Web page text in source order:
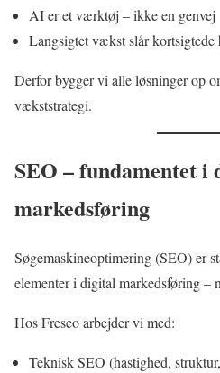
AI er et værktøj – ikke en genvej
Langsigtet vækst slår kortsigtede
Derfor bygger vi alle løsninger op
vækststrategi.
SEO – fundamentet i
markedsføring
Søgemaskineoptimering (SEO) er
elementer i digital markedsføring –
Hos Freseo arbejder vi med:
Teknisk SEO (hastighed,